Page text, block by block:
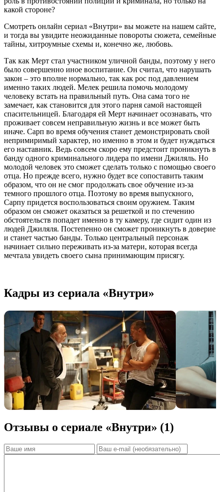
какой стороне?
Смотреть онлайн сериал «Внутри» вы можете на нашем сайте,
и тогда вы увидите неожиданные повороты сюжета, семейные
тайны, хитроумные схемы и, конечно же, любовь.
Так как Мерт стал участником уличной банды, поэтому у него
было совершенно иное воспитание. Он считал, что нарушать
закон – это вполне нормально, так как рос под давлением
именно таких людей. Мелек решила помочь молодому
человеку встать на правильный путь. Она сама того не
замечает, как становится для этого парня самой настоящей
спасительницей. Благодаря ей Мерт начинает осознавать, что
проживает совсем неправильную жизнь и все может быть
иначе. Сарп во время обучения станет демонстрировать свой
непримиримый характер, но именно в этом и будет нуждаться
его наставник. Ведь совсем скоро ему предстоит проникнуть в
банду одного криминального лидера по имени Джиляль. Но
молодой человек это сможет сделать только с помощью своего
отца. Но прежде всего, нужно будет все сопоставить таким
образом, что он не смог продолжать свое обучение из-за
темного прошлого отца. Поэтому во время выпускного,
Сарпу придется воспользоваться своим оружием. Таким
образом он сможет оказаться за решеткой и по стечению
обстоятельств попадет именно в ту камеру, где сидит один из
людей Джиляля. Постепенно он сможет проникнуть в доверие
и станет частью банды. Только центральный персонаж
начинает сильно переживать из-за матери, которая всегда
мечтала увидеть своего сына принимающим присягу.
Кадры из сериала «Внутри»
Отзывы о сериале «Внутри» (1)